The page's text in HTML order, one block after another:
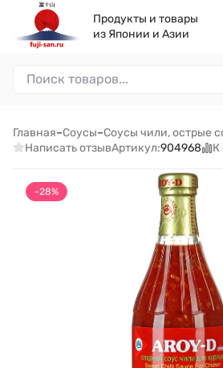
Продукты и товары
из Японии и Азии
Главная–Соусы–Соусы чили, острые
Написать отзывАртикул:904968 К
-28%